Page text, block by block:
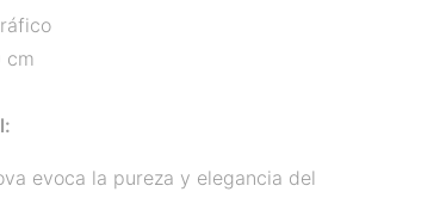
cm
evoca la pureza y elegancia del